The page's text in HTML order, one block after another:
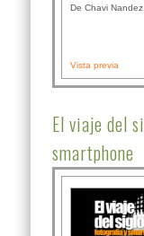
De Chavi Nandez
Vista previa
El viaje del
smartphone